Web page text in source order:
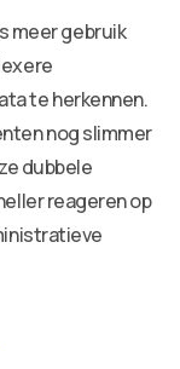
meer gebruik
te herkennen.
nog slimmer
dubbele
reageren op